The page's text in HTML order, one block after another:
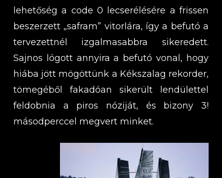
lehetőség a code 0 lecserélésére a frissen
beszerzett „safram” vitorlára, így a befutó a
tervezettnél izgalmasabbra sikeredett.
Sajnos lógott annyira a befutó vonal, hogy
hiába jött mögöttünk a Kékszalag rekorder,
tömegéből fakadóan sikerült lendülettel
feldobnia a piros nóziját, és bizony 3!
másodperccel megvert minket.